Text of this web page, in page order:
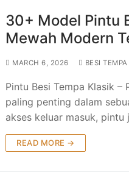
30+ Model Pintu
Mewah Modern
MARCH 6, 2026 BESI TEMPA
Pintu Besi Tempa Klasik –
paling penting dalam
akses keluar masuk,
READ MORE →